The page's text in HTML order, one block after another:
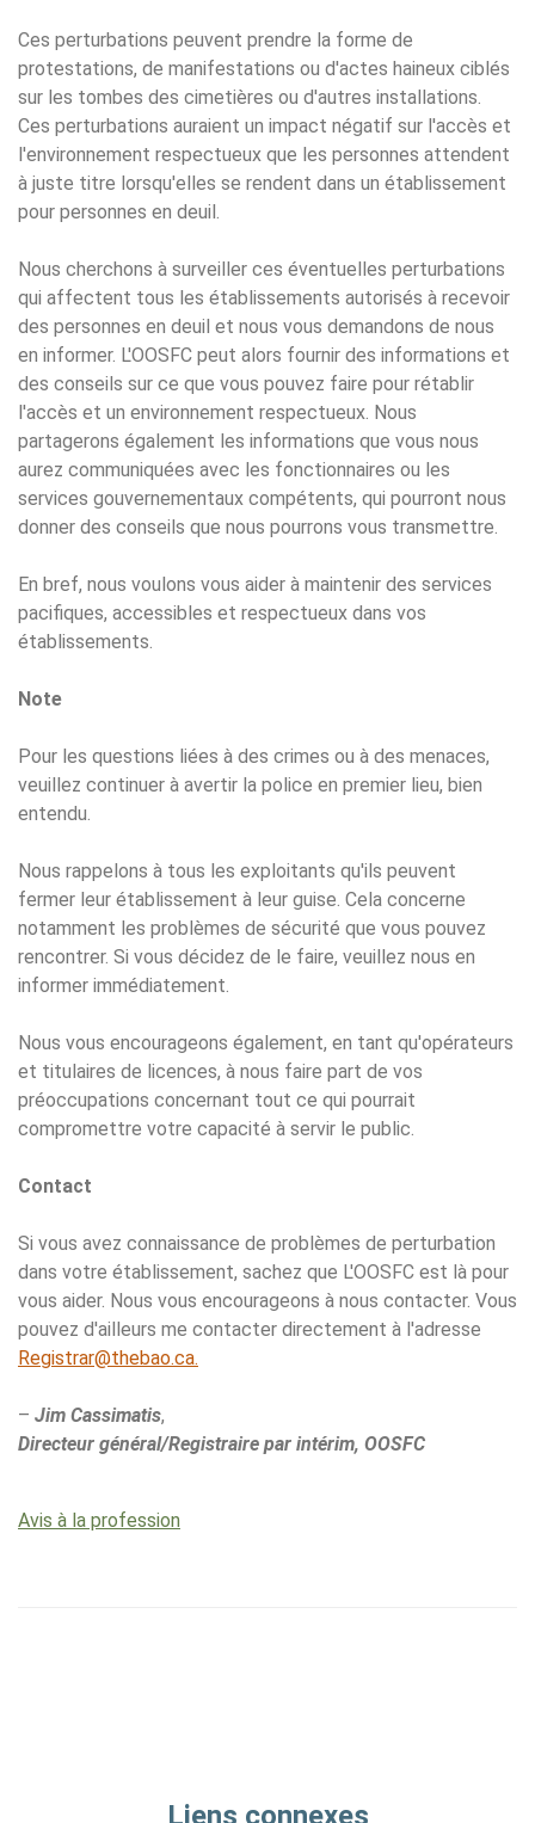
Ces perturbations peuvent prendre la forme de
protestations, de manifestations ou d'actes haineux ciblés
sur les tombes des cimetières ou d'autres installations.
Ces perturbations auraient un impact négatif sur l'accès et
l'environnement respectueux que les personnes attendent
à juste titre lorsqu'elles se rendent dans un établissement
pour personnes en deuil.
Nous cherchons à surveiller ces éventuelles perturbations
qui affectent tous les établissements autorisés à recevoir
des personnes en deuil et nous vous demandons de nous
en informer. L'OOSFC peut alors fournir des informations et
des conseils sur ce que vous pouvez faire pour rétablir
l'accès et un environnement respectueux. Nous
partagerons également les informations que vous nous
aurez communiquées avec les fonctionnaires ou les
services gouvernementaux compétents, qui pourront nous
donner des conseils que nous pourrons vous transmettre.
En bref, nous voulons vous aider à maintenir des services
pacifiques, accessibles et respectueux dans vos
établissements.
Note
Pour les questions liées à des crimes ou à des menaces,
veuillez continuer à avertir la police en premier lieu, bien
entendu.
Nous rappelons à tous les exploitants qu'ils peuvent
fermer leur établissement à leur guise. Cela concerne
notamment les problèmes de sécurité que vous pouvez
rencontrer. Si vous décidez de le faire, veuillez nous en
informer immédiatement.
Nous vous encourageons également, en tant qu'opérateurs
et titulaires de licences, à nous faire part de vos
préoccupations concernant tout ce qui pourrait
compromettre votre capacité à servir le public.
Contact
Si vous avez connaissance de problèmes de perturbation
dans votre établissement, sachez que L'OOSFC est là pour
vous aider. Nous vous encourageons à nous contacter. Vous
pouvez d'ailleurs me contacter directement à l'adresse
Registrar@thebao.ca.
– Jim Cassimatis,
Directeur général/Registraire par intérim, OOSFC
Avis à la profession
Liens connexes